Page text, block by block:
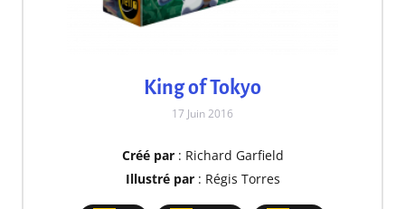
King of Tokyo
17 Juin 2016
Créé par: Richard Garfield
Illustré par: Régis Torres